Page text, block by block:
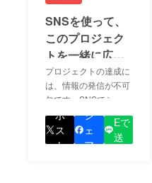
SNSを使って、
このプロジェク
トを一緒に広め
ましょう！
プロジェクトの達成に
は、情報の発信が不可
欠です。SNSでシェア
をして、あなたが応援
しているプロジェクト
の良さを知ってもらい
ポ
ス
ト
シ
ェ
ア
Eで
送